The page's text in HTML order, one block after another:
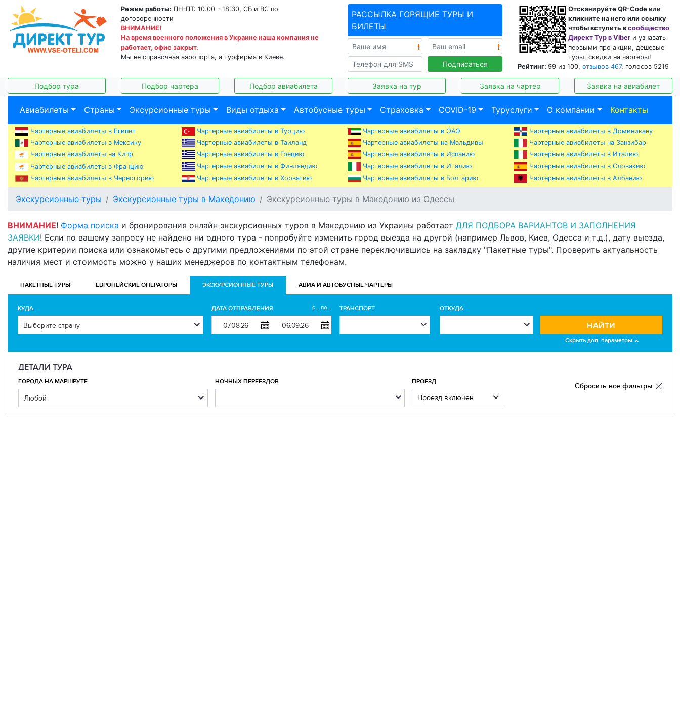
Режим работы: ПН–ПТ: 10.00 - 18.30, СБ и ВС по
договоренности
ВНИМАНИЕ!
На время военного положения в Украине наша компания не
работает, офис закрыт.
Мы не справочная аэропорта, а турфирма в Киеве.
РАССЫЛКА ГОРЯЩИЕ ТУРЫ И
БИЛЕТЫ
Подписаться
Отсканируйте QR-Code или
кликните на него или ссылку
чтобы вступить в сообщество
Директ Тур в Viber и узнавать
первыми про акции, дешевые
туры, скидки на чартеры!
Рейтинг: 99 из 100, отзывов 467, голосов 5219
Подбор тура Подбор чартера Подбор авиабилета Заявка на тур Заявка на чартер Заявка на авиабилет
Авиабилеты Страны Эксурсионные туры Виды отдыха Автобусные туры Страховка COVID-19 Туруслуги О компании Контакты
Чартерные авиабилеты в Египет Чартерные авиабилеты в Турцию Чартерные авиабилеты в ОАЭ
Чартерные авиабилеты в Доминикану
Чартерные авиабилеты в Мексику
Чартерные авиабилеты в Таиланд Чартерные авиабилеты на Мальдивы
Чартерные авиабилеты на Занзибар
Чартерные авиабилеты на Кипр
Чартерные авиабилеты в Грецию Чартерные авиабилеты в Испанию
Чартерные авиабилеты в Италию
Чартерные авиабилеты в Францию
Чартерные авиабилеты в Финляндию Чартерные авиабилеты в Италию
Чартерные авиабилеты в Словакию
Чартерные авиабилеты в Черногорию
Чартерные авиабилеты в Хорватию Чартерные авиабилеты в Болгарию Чартерные авиабилеты в Албанию
Экскурсионные туры Экскурсионные туры в Македонию Экскурсионные туры в Македонию из Одессы
ВНИМАНИЕ! Форма поиска и бронирования онлайн экскурсионных туров в Македонию из Украины работает ДЛЯ ПОДБОРА ВАРИАНТОВ И ЗАПОЛНЕНИЯ
ЗАЯВКИ! Если по вашему запросу не найдено ни одного тура - попробуйте изменить город выезда на другой (например Львов, Киев, Одесса и т.д.), дату выезда,
другие критерии поиска или ознакомьтесь с другими предложениями по этой стране переключившись на закладку "Пакетные туры". Проверить актуальность
наличия мест и стоимость можно у наших менеджеров по контактным телефонам.
ПАКЕТНЫЕ ТУРЫ ЕВРОПЕЙСКИЕ ОПЕРАТОРЫ ЭКСКУРСИОННЫЕ ТУРЫ АВИА И АВТОБУСНЫЕ ЧАРТЕРЫ
КУДА ДАТА ОТПРАВЛЕНИЯ с... по... ТРАНСПОРТ ОТКУДА
НАЙТИ
Скрыть доп. параметры
ДЕТАЛИ ТУРА
ГОРОДА НА МАРШРУТЕ НОЧНЫХ ПЕРЕЕЗДОВ ПРОЕЗД
Сбросить все фильтры